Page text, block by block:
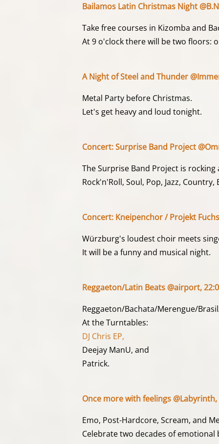
Bailamos Latin Christmas Night
Take free courses in Kizomba and
At 9 o'clock there will be two floors:
A Night of Steel and Thunder
Metal Party before Christmas.
Let's get heavy and loud tonight.
Concert: Surprise Band Project
The Surprise Band Project is
Rock'n'Roll, Soul, Pop, Jazz,
Concert: Kneipenchor / Projekt
Würzburg's loudest choir meets
It will be a funny and musical night.
Reggaeton/Latin Beats @airport,
Reggaeton/Bachata/Merengue/
At the Turntables:
DJ Chris EP,
Deejay ManU, and
Patrick.
Once more with feelings @Labyrinth,
Emo, Post-Hardcore, Scream, and
Celebrate two decades of